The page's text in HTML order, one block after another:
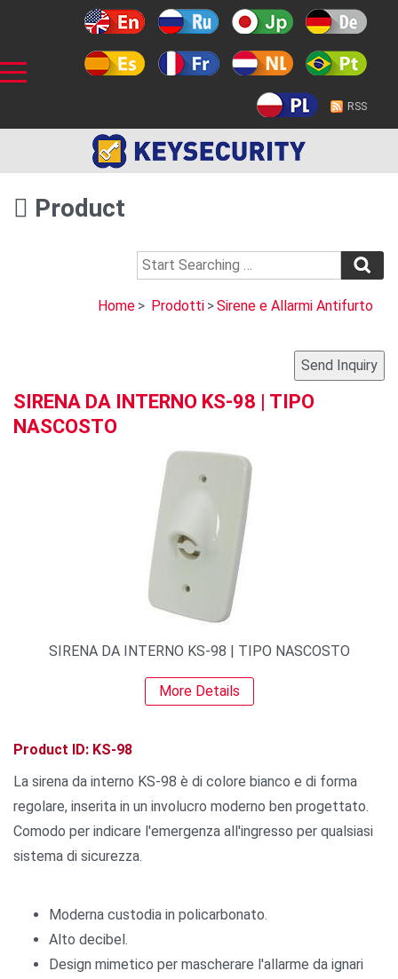
RSS
Product
Home > Prodotti >Sirene e Allarmi Antifurto
SIRENA DA INTERNO KS-98 | TIPO
NASCOSTO
SIRENA DA INTERNO KS-98 | TIPO NASCOSTO
More Details
Product ID: KS-98
La sirena da interno KS-98 è di colore bianco e di forma
regolare, inserita in un involucro moderno ben progettato.
Comodo per indicare l'emergenza all'ingresso per qualsiasi
sistema di sicurezza.
Moderna custodia in policarbonato.
Alto decibel.
Design mimetico per mascherare l'allarme da ignari